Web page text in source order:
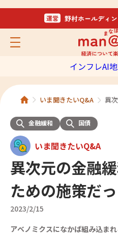
インフレAI
いま聞きたいQ&A 異
金融緩和 国債
いま聞きたいQ&A
異次元の金融
ための施策だ
2023/2/15
アベノミクスになかば組み込ま